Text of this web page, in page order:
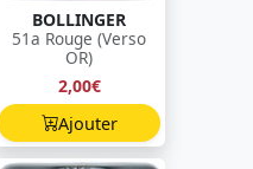
BOLLINGER
51a Rouge (Verso
OR)
2,00€
Ajouter